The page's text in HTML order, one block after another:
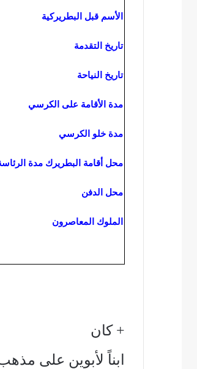
الأسم قبل البطريركية
تاريخ التقدمة
تاريخ النياحة
مدة الأقامة على الكرسي
مدة خلو الكرسي
محل أقامة البطريرك مدة
محل الدفن
الملوك المعاصرون
+ كان
ابناً لأبوين على